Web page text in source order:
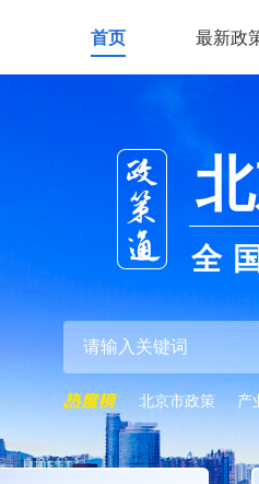
首页 最新政
全
北京市政策 产